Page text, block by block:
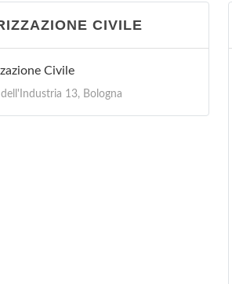
- Sasso Marconi
Porrettana 216, Sasso Marconi
CIVILE
Civile
13, Bologna